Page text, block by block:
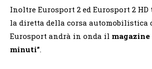
Inoltre Eurosport 2 ed Eurosport 2
la diretta della corsa automobilistica
Eurosport andrà in onda il magazine
minuti”.